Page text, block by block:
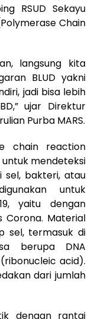
RSUD Sekayu
Chain
langsung kita
BLUD yakni
jadi bisa lebih
ujar Direktur
Purba MARS.
chain reaction
mendeteksi
sel, bakteri, atau
untuk
yaitu dengan
Corona. Material
sel, termasuk di
berupa DNA
acid).
dari jumlah
dengan rantai